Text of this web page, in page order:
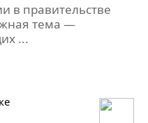
в правительстве
тема —
...